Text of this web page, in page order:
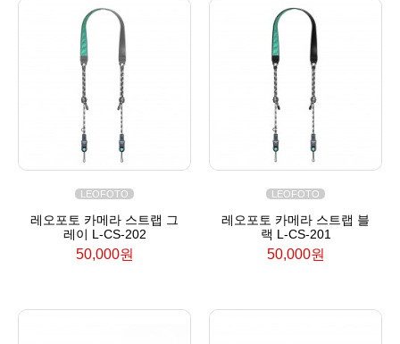
LEOFOTO
레오포토 카메라 스트랩 그
레이 L-CS-202
50,000원
LEOFOTO
레오포토 카메라 스트랩 블
랙 L-CS-201
50,000원